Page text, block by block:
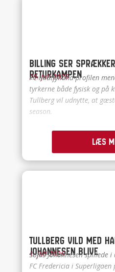
Billing ser
returkampen
29. juli 2026
FC Midtjylland-profilen
tyrkerne både fysisk og på
Tullberg vil udnytte, at
season.
Læs
Tullberg vild med
Johannesen blive
1. juli 2026
Sofus Johannesen spillede
FC Fredericia i